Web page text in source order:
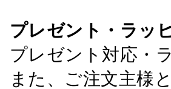
プレゼント・ラッ
プレゼント対応・
また、ご注文主様